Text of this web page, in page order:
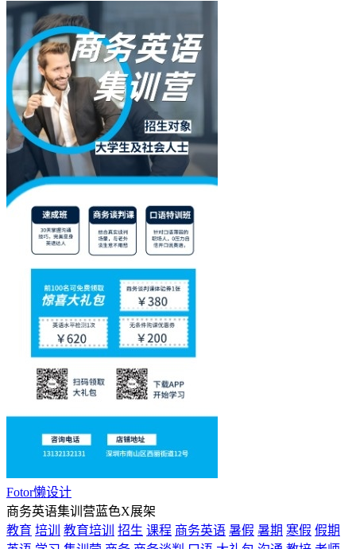
Fotor懒设计
商务英语集训营蓝色X展架
教育 培训 教育培训 招生 课程 商务英语 暑假 暑期 寒假 假期